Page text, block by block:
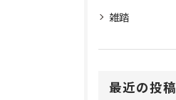
雑踏
最近の投稿